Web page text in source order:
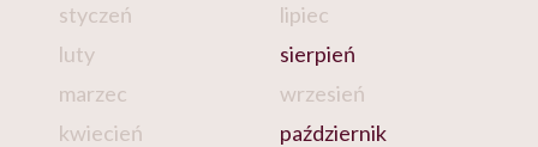
styczeń
luty
marzec
kwiecień
lipiec
sierpień
wrzesień
październik